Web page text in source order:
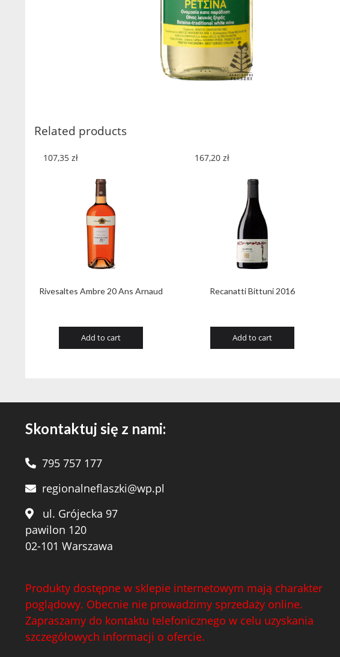
Related products
Rivesaltes Ambre 20 Ans Arnaud
107,35 zł
Add to cart
Recanatti Bittuni 2016
167,20 zł
Add to cart
Skontaktuj się z nami:
795 757 177
regionalneflaszki@wp.pl
ul. Grójecka 97
pawilon 120
02-101 Warszawa
Produkty dostępne w sklepie internetowym mają charakter
poglądowy. Obecnie nie prowadzimy sprzedaży online.
Zapraszamy do kontaktu telefonicznego w celu uzyskania
szczegółowych informacji o ofercie.